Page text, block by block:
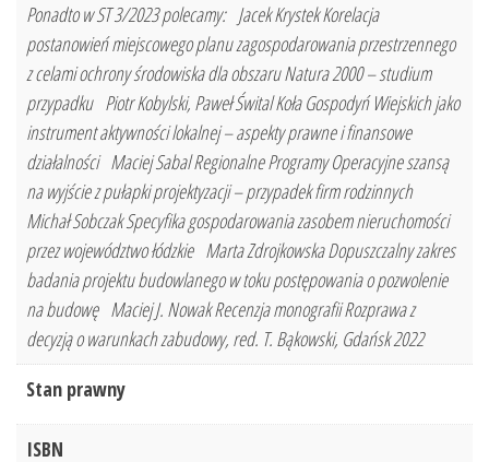
Ponadto w ST 3/2023 polecamy: Jacek Krystek Korelacja
postanowień miejscowego planu zagospodarowania przestrzennego
z celami ochrony środowiska dla obszaru Natura 2000 – studium
przypadku Piotr Kobylski, Paweł Śwital Koła Gospodyń Wiejskich jako
instrument aktywności lokalnej – aspekty prawne i finansowe
działalności Maciej Sabal Regionalne Programy Operacyjne szansą
na wyjście z pułapki projektyzacji – przypadek firm rodzinnych
Michał Sobczak Specyfika gospodarowania zasobem nieruchomości
przez województwo łódzkie Marta Zdrojkowska Dopuszczalny zakres
badania projektu budowlanego w toku postępowania o pozwolenie
na budowę Maciej J. Nowak Recenzja monografii Rozprawa z
decyzją o warunkach zabudowy, red. T. Bąkowski, Gdańsk 2022
Stan prawny
ISBN